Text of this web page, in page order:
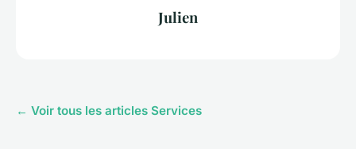
Julien
← Voir tous les articles Services